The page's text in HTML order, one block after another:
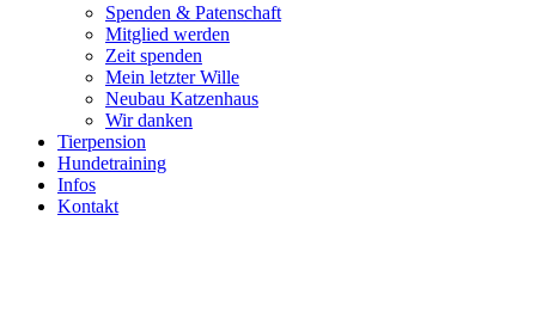
Spenden & Patenschaft
Mitglied werden
Zeit spenden
Mein letzter Wille
Neubau Katzenhaus
Wir danken
Tierpension
Hundetraining
Infos
Kontakt